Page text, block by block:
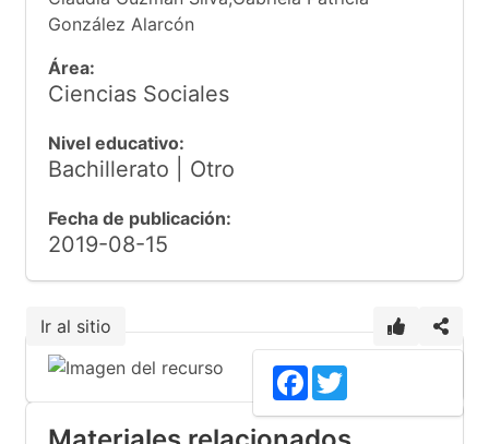
González Alarcón
Área:
Ciencias Sociales
Nivel educativo:
Bachillerato | Otro
Fecha de publicación:
2019-08-15
Ir al sitio
Facebook